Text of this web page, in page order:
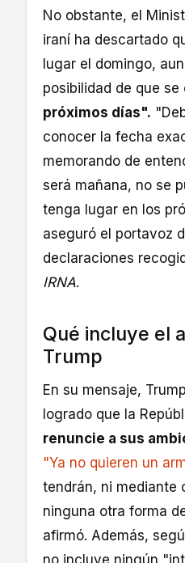
No obstante, el
iraní ha descartado
lugar el domingo,
posibilidad de que se
próximos días".
conocer la fecha
memorando de
será mañana, no se
tenga lugar en los
aseguró el portavoz
declaraciones
IRNA.
Qué incluye el
Trump
En su mensaje,
logrado que la
renuncie a sus
"Ya no quieren un
tendrán, ni mediante
ninguna otra forma
afirmó. Además,